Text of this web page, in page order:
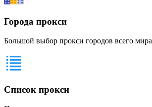
Города прокси
Большой выбор прокси городов всего мира
Список прокси